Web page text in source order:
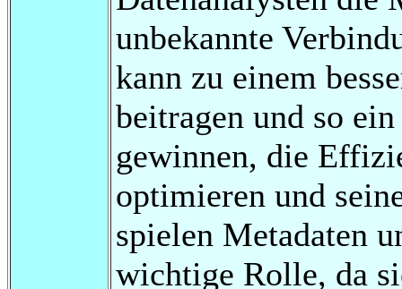
unbekannte
kann zu einem
beitragen und so
gewinnen, die
optimieren und
spielen Metadaten
wichtige Rolle, da